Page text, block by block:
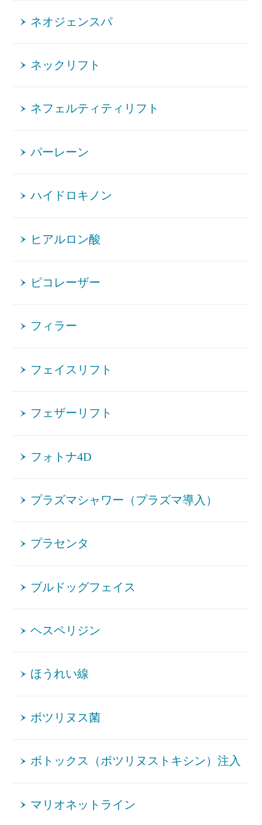
ネオジェンスパ
ネックリフト
ネフェルティティリフト
パーレーン
ハイドロキノン
ヒアルロン酸
ピコレーザー
フィラー
フェイスリフト
フェザーリフト
フォトナ4D
プラズマシャワー（プラズマ導入）
プラセンタ
ブルドッグフェイス
ヘスペリジン
ほうれい線
ボツリヌス菌
ボトックス（ボツリヌストキシン）注入
マリオネットライン